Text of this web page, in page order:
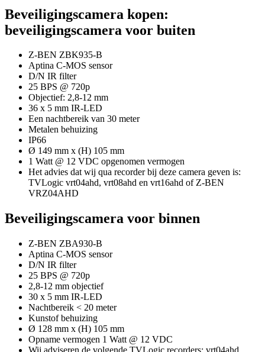
Beveiligingscamera kopen:
beveiligingscamera voor buiten
Z-BEN ZBK935-B
Aptina C-MOS sensor
D/N IR filter
25 BPS @ 720p
Objectief: 2,8-12 mm
36 x 5 mm IR-LED
Een nachtbereik van 30 meter
Metalen behuizing
IP66
Ø 149 mm x (H) 105 mm
1 Watt @ 12 VDC opgenomen vermogen
Het advies dat wij qua recorder bij deze camera geven is:
TVLogic vrt04ahd, vrt08ahd en vrt16ahd of Z-BEN
VRZ04AHD
Beveiligingscamera voor binnen
Z-BEN ZBA930-B
Aptina C-MOS sensor
D/N IR filter
25 BPS @ 720p
2,8-12 mm objectief
30 x 5 mm IR-LED
Nachtbereik < 20 meter
Kunstof behuizing
Ø 128 mm x (H) 105 mm
Opname vermogen 1 Watt @ 12 VDC